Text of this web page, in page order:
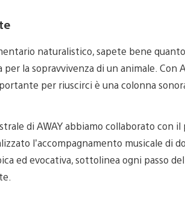
naturalistico, sapete bene
per la sopravvivenza di un animale. Con
per riuscirci è una colonna
di AWAY abbiamo collaborato
l’accompagnamento musicale di
ed evocativa, sottolinea ogni passo